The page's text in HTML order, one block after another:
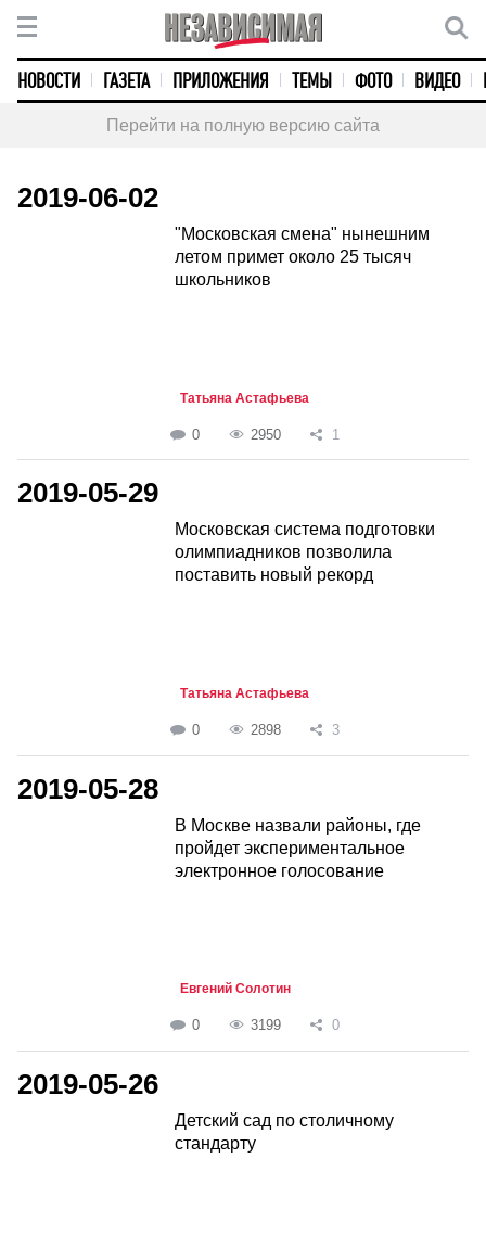
НОВОСТИ ГАЗЕТА ПРИЛОЖЕНИЯ ТЕМЫ ФОТО ВИДЕО
Перейти на полную версию сайта
2019-06-02
"Московская смена" нынешним
летом примет около 25 тысяч
школьников
Татьяна Астафьева
0 2950 1
2019-05-29
Московская система подготовки
олимпиадников позволила
поставить новый рекорд
Татьяна Астафьева
0 2898 3
2019-05-28
В Москве назвали районы, где
пройдет экспериментальное
электронное голосование
Евгений Солотин
0 3199 0
2019-05-26
Детский сад по столичному
стандарту